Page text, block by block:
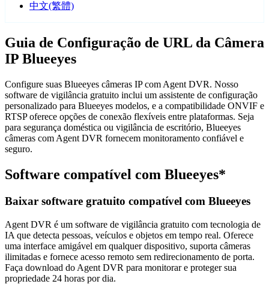
中文(繁體)
Guia de Configuração de URL da Câmera
IP Blueeyes
Configure suas Blueeyes câmeras IP com Agent DVR. Nosso
software de vigilância gratuito inclui um assistente de configuração
personalizado para Blueeyes modelos, e a compatibilidade ONVIF e
RTSP oferece opções de conexão flexíveis entre plataformas. Seja
para segurança doméstica ou vigilância de escritório, Blueeyes
câmeras com Agent DVR fornecem monitoramento confiável e
seguro.
Software compatível com Blueeyes*
Baixar software gratuito compatível com Blueeyes
Agent DVR é um software de vigilância gratuito com tecnologia de
IA que detecta pessoas, veículos e objetos em tempo real. Oferece
uma interface amigável em qualquer dispositivo, suporta câmeras
ilimitadas e fornece acesso remoto sem redirecionamento de porta.
Faça download do Agent DVR para monitorar e proteger sua
propriedade 24 horas por dia.